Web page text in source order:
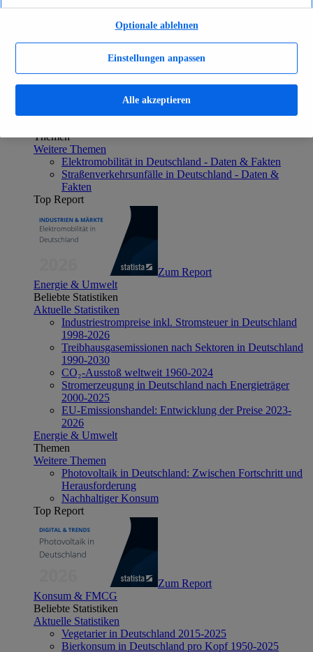
Verkehr & Logistik
Beliebte Statistiken
Neuzulassungen von Elektroautos in Deutschland
2003-2026
Öffentliche Ladepunkte in Deutschland 2017-2026
Anzahl der Autos in Deutschland 1960-2026
Themen
Weitere Themen
Elektromobilität in Deutschland - Daten & Fakten
Straßenverkehrsunfälle in Deutschland - Daten &
Fakten
Top Report
Zum Report
Energie & Umwelt
Beliebte Statistiken
Aktuelle Statistiken
Industriestrompreise inkl. Stromsteuer in Deutschland
1998-2026
Treibhausgasemissionen nach Sektoren in Deutschland
1990-2030
CO₂-Ausstoß weltweit 1960-2024
Stromerzeugung in Deutschland nach Energieträger
2000-2025
EU-Emissionshandel: Entwicklung der Preise 2023-
2026
Energie & Umwelt
Themen
Weitere Themen
Photovoltaik in Deutschland: Zwischen Fortschritt und
Herausforderung
Nachhaltiger Konsum
Top Report
Zum Report
Konsum & FMCG
Beliebte Statistiken
Aktuelle Statistiken
Vegetarier in Deutschland 2015-2025
Bierkonsum in Deutschland pro Kopf 1950-2025
Einstellungen anpassen
Optionale ablehnen
Alle akzeptieren